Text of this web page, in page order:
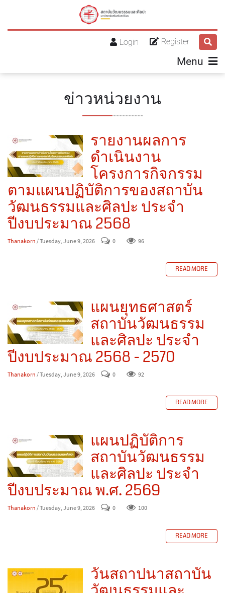
Register
Login
Menu
ข่าวหน่วยงาน
รายงานผลการ
ดำเนินงาน
โครงการกิจกรรม
ตามแผนปฏิบัติการของสถาบัน
วัฒนธรรมและศิลปะ ประจำ
ปีงบประมาณ 2568
Thanakorn / Tuesday, June 9, 2026 0 96
READ MORE
แผนยุทธศาสตร์
สถาบันวัฒนธรรม
และศิลปะ ประจำ
ปีงบประมาณ 2568 - 2570
Thanakorn / Tuesday, June 9, 2026 0 92
READ MORE
แผนปฏิบัติการ
สถาบันวัฒนธรรม
และศิลปะ ประจำ
ปีงบประมาณ พ.ศ. 2569
Thanakorn / Tuesday, June 9, 2026 0 100
READ MORE
วันสถาปนาสถาบัน